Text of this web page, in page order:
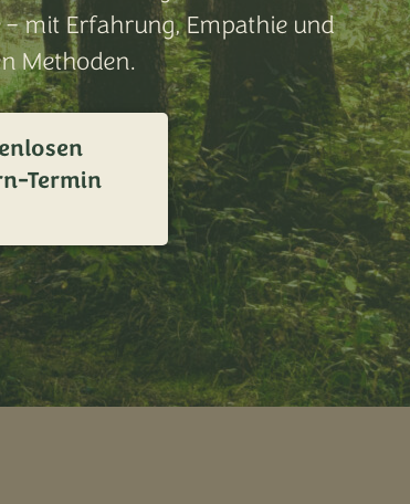
mit Erfahrung, Empathie und
Methoden.
Termin